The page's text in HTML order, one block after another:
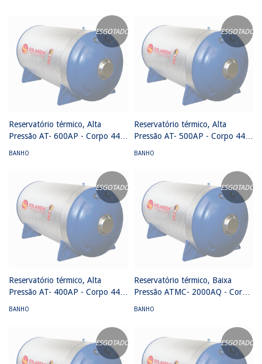
ESGOTADO
Reservatório térmico, Alta
Pressão AT- 600AP - Corpo 444
BANHO
ESGOTADO
Reservatório térmico, Alta
Pressão AT- 500AP - Corpo 444
BANHO
ESGOTADO
Reservatório térmico, Alta
Pressão AT- 400AP - Corpo 444
BANHO
ESGOTADO
Reservatório térmico, Baixa
Pressão ATMC- 2000AQ - Corpo
BANHO
ESGOTADO ESGOTADO